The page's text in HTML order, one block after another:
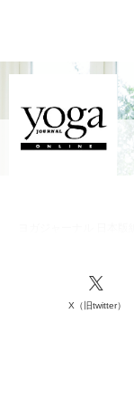
X（旧twitter）